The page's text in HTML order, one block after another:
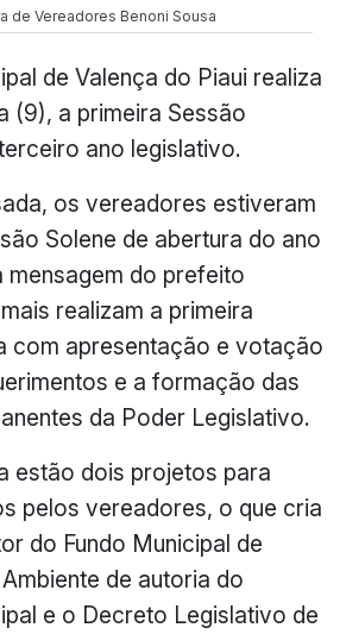
de Vereadores Benoni Sousa
de Valença do Piaui realiza
(9), a primeira Sessão
ano legislativo.
os vereadores estiveram
Solene de abertura do ano
mensagem do prefeito
realizam a primeira
com apresentação e votação
e a formação das
da Poder Legislativo.
estão dois projetos para
pelos vereadores, o que cria
do Fundo Municipal de
de autoria do
e o Decreto Legislativo de